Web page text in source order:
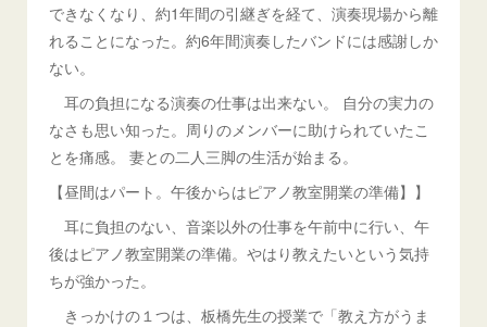
できなくなり、約1年間の引継ぎを経て、演奏現場から離
れることになった。約6年間演奏したバンドには感謝しか
ない。
耳の負担になる演奏の仕事は出来ない。 自分の実力の
なさも思い知った。周りのメンバーに助けられていたこ
とを痛感。 妻との二人三脚の生活が始まる。
【昼間はパート。午後からはピアノ教室開業の準備】】
耳に負担のない、音楽以外の仕事を午前中に行い、午
後はピアノ教室開業の準備。やはり教えたいという気持
ちが強かった。
きっかけの１つは、板橋先生の授業で「教え方がうま